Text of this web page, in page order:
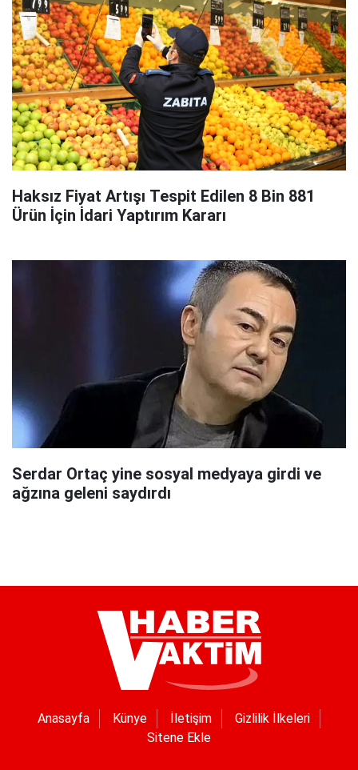
Haksız Fiyat Artışı Tespit Edilen 8 Bin 881
Ürün İçin İdari Yaptırım Kararı
Serdar Ortaç yine sosyal medyaya girdi ve
ağzına geleni saydırdı
Anasayfa Künye İletişim
Gizlilik İlkeleri
Sitene Ekle